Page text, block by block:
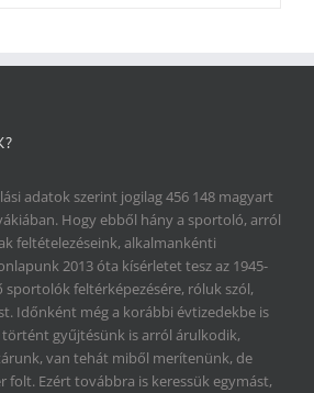
adatok szerint jogilag 456 148 magyart
Hogy ebből hány a sportoló, arról
feltételezéseink, alkalmankénti
2013 óta kísérletet tesz az 1945-
sportolók feltérképezésére, róluk szól,
Időnként még a korábbi évtizedekbe is
gyűjtésünk is arról árulkodik,
van tehát miből merítenünk, de
folt. Ezért továbbra is keressük egymást,